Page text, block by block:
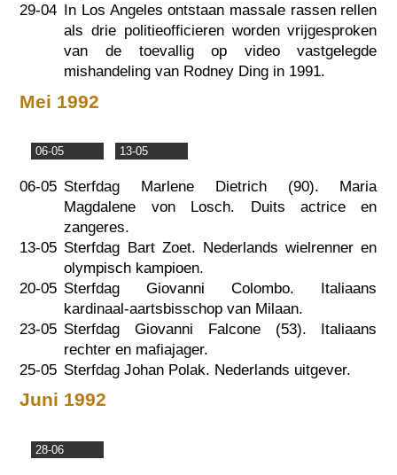
29-04 In Los Angeles ontstaan massale rassen rellen
als drie politieofficieren worden vrijgesproken
van de toevallig op video vastgelegde
mishandeling van Rodney Ding in 1991.
Mei 1992
06-05 13-05
06-05 Sterfdag Marlene Dietrich (90). Maria
Magdalene von Losch. Duits actrice en
zangeres.
13-05 Sterfdag Bart Zoet. Nederlands wielrenner en
olympisch kampioen.
20-05 Sterfdag Giovanni Colombo. Italiaans
kardinaal-aartsbisschop van Milaan.
23-05 Sterfdag Giovanni Falcone (53). Italiaans
rechter en mafiajager.
25-05 Sterfdag Johan Polak. Nederlands uitgever.
Juni 1992
28-06